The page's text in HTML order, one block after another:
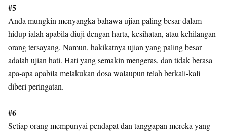
#5
Anda mungkin menyangka bahawa ujian paling besar dalam
hidup ialah apabila diuji dengan harta, kesihatan, atau kehilangan
orang tersayang. Namun, hakikatnya ujian yang paling besar
adalah ujian hati. Hati yang semakin mengeras, dan tidak berasa
apa-apa apabila melakukan dosa walaupun telah berkali-kali
diberi peringatan.
#6
Setiap orang mempunyai pendapat dan tanggapan mereka yang